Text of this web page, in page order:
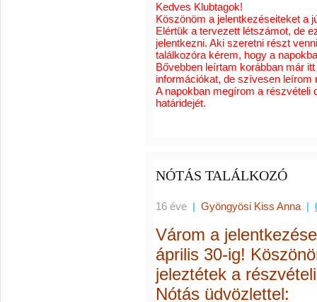
Kedves Klubtagok!
Köszönöm a jelentkezéseiteket a
Elértük a tervezett létszámot, de
jelentkezni. Aki szeretni részt
találkozóra kérem, hogy a
Bővebben leírtam korábban már
információkat, de szívesen
A napokban megírom a részvételi
határidejét.
NÓTÁS TALÁLKOZÓ
16 éve | Gyöngyösi Kiss Anna |
Várom a
április 30-ig!
jeleztétek a
Nótás üdvözlettel: